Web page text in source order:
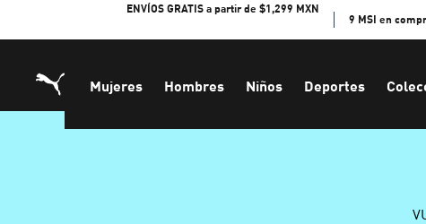
ENVÍOS GRATIS a partir de $1,299 MXN
9 MSI en
Mujeres Hombres Niños Deportes